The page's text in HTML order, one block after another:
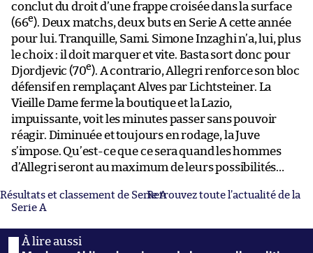
conclut du droit d’une frappe croisée dans la surface
(66e). Deux matchs, deux buts en Serie A cette année
pour lui. Tranquille, Sami. Simone Inzaghi n’a, lui, plus
le choix : il doit marquer et vite. Basta sort donc pour
Djordjevic (70e). A contrario, Allegri renforce son bloc
défensif en remplaçant Alves par Lichtsteiner. La
Vieille Dame ferme la boutique et la Lazio,
impuissante, voit les minutes passer sans pouvoir
réagir. Diminuée et toujours en rodage, la Juve
s’impose. Qu’est-ce que ce sera quand les hommes
d’Allegri seront au maximum de leurs possibilités…
Résultats et classement de Serie ARetrouvez toute l’actualité de la
Serie A